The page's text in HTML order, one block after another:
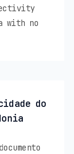
with no
do